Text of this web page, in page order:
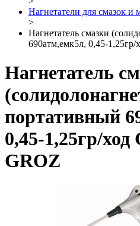
Нагнетатели для смазок и
>
Нагнетатель смазки
690атм,емк5л, 0,45-
Нагнетатель
портативный
0,45-1,25гр/ход
GROZ